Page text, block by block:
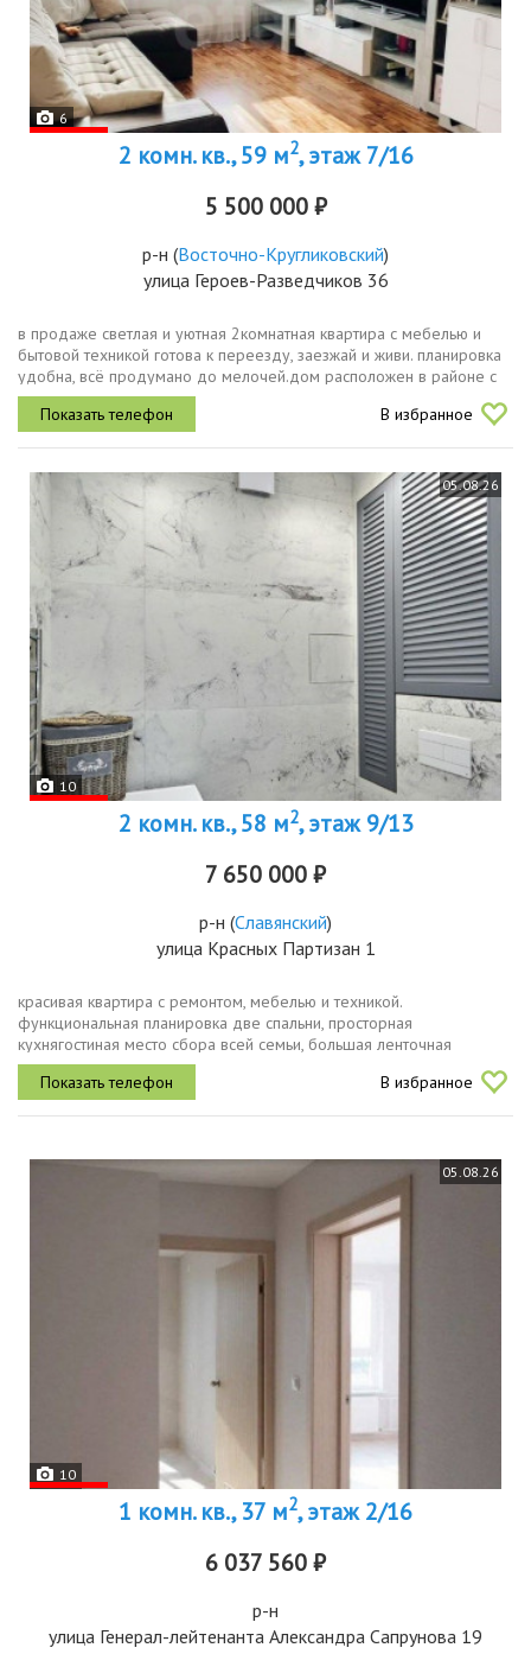
6
2 комн. кв., 59 м2, этаж 7/16
5 500 000 ₽
р-н (Восточно-Кругликовский)
улица Героев-Разведчиков 36
в продаже светлая и уютная 2комнатная квартира с мебелью и
бытовой техникой готова к переезду, заезжай и живи. планировка
удобна, всё продумано до мелочей.дом расположен в районе с
развитой инфраструктурой в шаговой доступности школы, детские
сады...
В избранное
05.08.26
10
2 комн. кв., 58 м2, этаж 9/13
7 650 000 ₽
р-н (Славянский)
улица Красных Партизан 1
красивая квартира с ремонтом, мебелью и техникой.
функциональная планировка две спальни, просторная
кухнягостиная место сбора всей семьи, большая ленточная
лоджия.ремонт выполнен по дизайн проекту. все подобрано со
вкусом.жк светлоград уютный мкр,...
В избранное
05.08.26
10
1 комн. кв., 37 м2, этаж 2/16
6 037 560 ₽
р-н
улица Генерал-лейтенанта Александра Сапрунова 19